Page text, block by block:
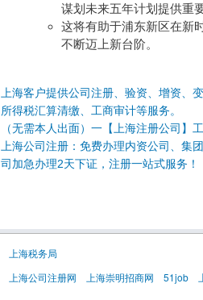
谋划未来五年计划提供重
这将有助于浦东新区在新
不断迈上新台阶。
上海客户提供公司注册、验资、增资、
所得税汇算清缴、工商审计等服务。
（无需本人出面）一【上海注册公司】
上海公司注册：免费办理内资公司、集
司加急办理2天下证，注册一站式服务！
上海税务局
上海公司注册网 上海崇明招商网 51job